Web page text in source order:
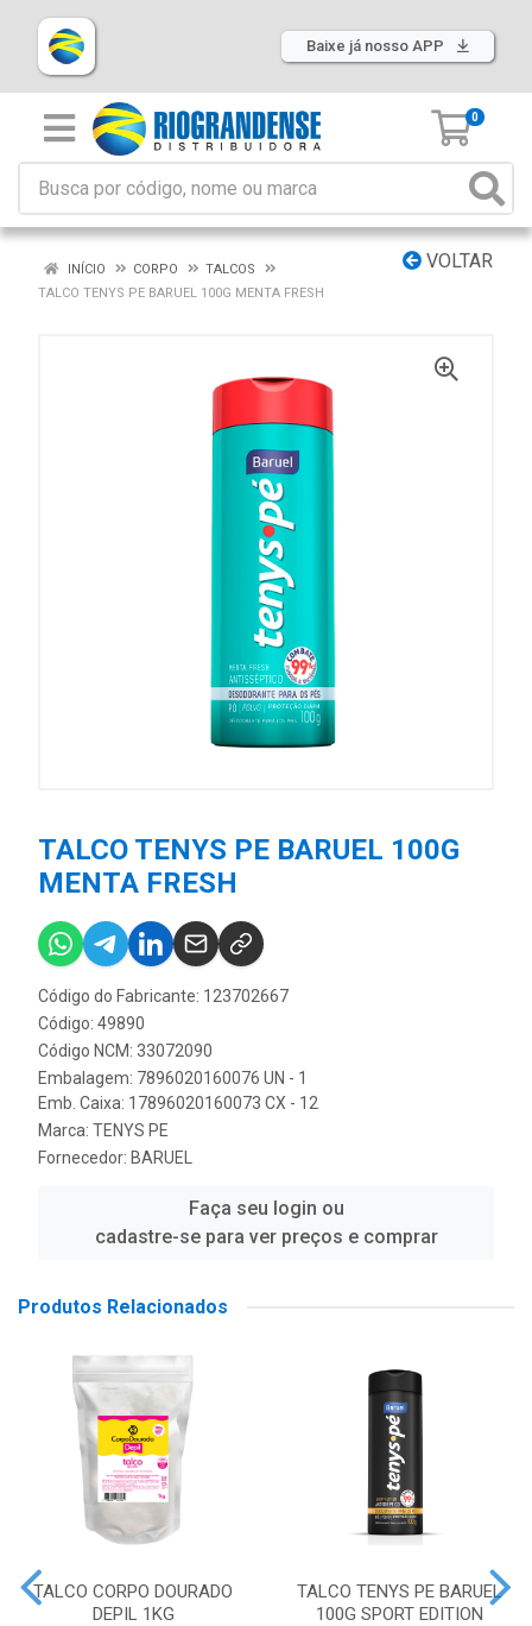
Baixe já nosso APP
0
VOLTAR
INÍCIO CORPO
TALCOS
TALCO TENYS PE BARUEL 100G MENTA FRESH
TALCO TENYS PE BARUEL 100G
MENTA FRESH
Código do Fabricante: 123702667
Código: 49890
Código NCM: 33072090
Embalagem: 7896020160076 UN - 1
Emb. Caixa: 17896020160073 CX - 12
Marca: TENYS PE
Fornecedor: BARUEL
Faça seu login ou
cadastre-se para ver preços e comprar
Produtos Relacionados
TALCO CORPO DOURADO
DEPIL 1KG
TALCO TENYS PE BARUEL
100G SPORT EDITION